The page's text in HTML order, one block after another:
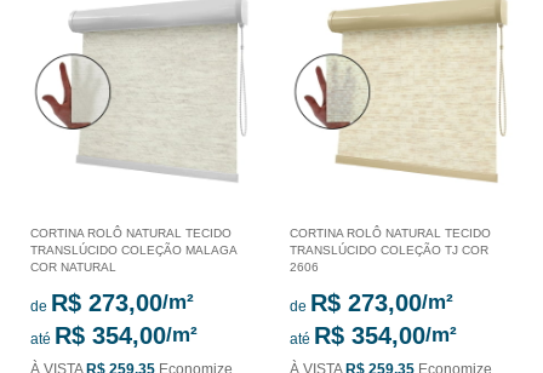
CORTINA ROLÔ NATURAL TECIDO
TRANSLÚCIDO COLEÇÃO MALAGA
COR NATURAL
de R$ 273,00
até R$ 354,00
À VISTAR$ 259,35 Economize
CORTINA ROLÔ NATURAL TECIDO
TRANSLÚCIDO COLEÇÃO TJ COR
2606
de R$ 273,00
até R$ 354,00
À VISTAR$ 259,35 Economize